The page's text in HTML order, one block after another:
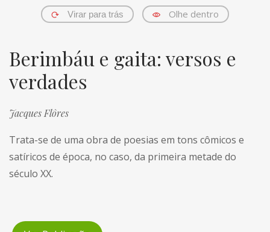
Virar para trás Olhe dentro
Berimbáu e gaita: versos e
verdades
Jacques Flôres
Trata-se de uma obra de poesias em tons cômicos e
satíricos de época, no caso, da primeira metade do
século XX.